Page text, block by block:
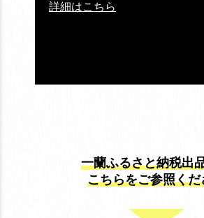
詳細はこちら
一蘭ふるさと納税出
こちらをご参照くだ